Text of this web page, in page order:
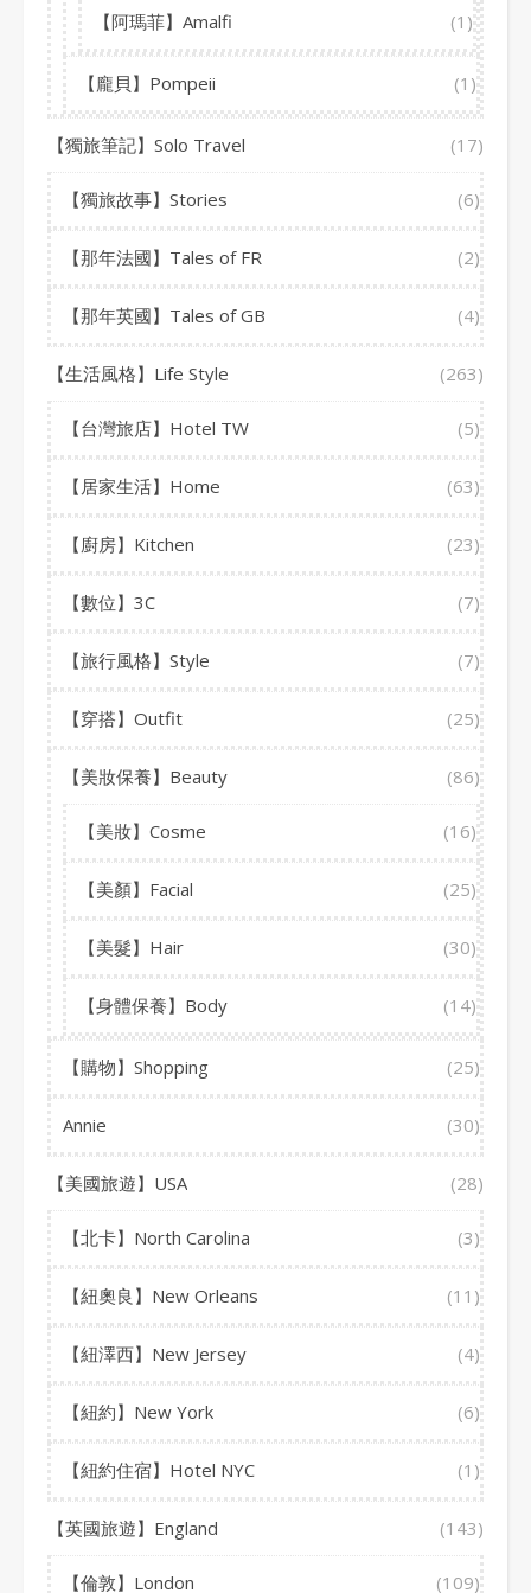
【阿瑪菲】Amalfi (1)
【龐貝】Pompeii (1)
【獨旅筆記】Solo Travel (17)
【獨旅故事】Stories (6)
【那年法國】Tales of FR (2)
【那年英國】Tales of GB (4)
【生活風格】Life Style (263)
【台灣旅店】Hotel TW (5)
【居家生活】Home (63)
【廚房】Kitchen (23)
【數位】3C (7)
【旅行風格】Style (7)
【穿搭】Outfit (25)
【美妝保養】Beauty (86)
【美妝】Cosme (16)
【美顏】Facial (25)
【美髮】Hair (30)
【身體保養】Body (14)
【購物】Shopping (25)
Annie (30)
【美國旅遊】USA (28)
【北卡】North Carolina (3)
【紐奧良】New Orleans (11)
【紐澤西】New Jersey (4)
【紐約】New York (6)
【紐約住宿】Hotel NYC (1)
【英國旅遊】England (143)
【倫敦】London (109)